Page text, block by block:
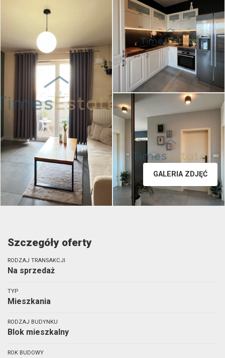
GALERIA ZDJĘĆ
Szczegóły oferty
RODZAJ TRANSAKCJI
Na sprzedaż
TYP
Mieszkania
RODZAJ BUDYNKU
Blok mieszkalny
ROK BUDOWY